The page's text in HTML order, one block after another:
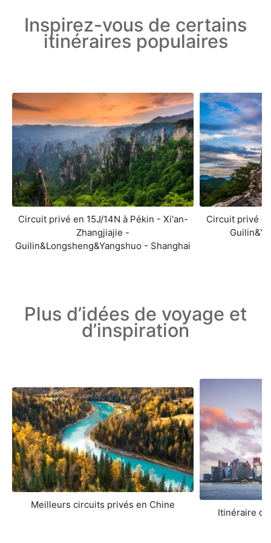
Inspirez-vous de certains
itinéraires populaires
Circuit privé en 15J/14N à Pékin - Xi'an-
Zhangjiajie -
Guilin&Longsheng&Yangshuo - Shanghai
Circuit privé
Plus d’idées de voyage et
d’inspiration
Meilleurs circuits privés en Chine
Itinéraire